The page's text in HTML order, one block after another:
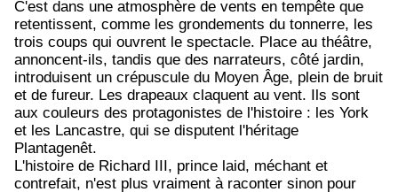
C'est dans une atmosphère de vents en tempête que
retentissent, comme les grondements du tonnerre, les
trois coups qui ouvrent le spectacle. Place au théâtre,
annoncent-ils, tandis que des narrateurs, côté jardin,
introduisent un crépuscule du Moyen Âge, plein de bruit
et de fureur. Les drapeaux claquent au vent. Ils sont
aux couleurs des protagonistes de l'histoire : les York
et les Lancastre, qui se disputent l'héritage
Plantagenêt.
L'histoire de Richard III, prince laid, méchant et
contrefait, n'est plus vraiment à raconter sinon pour